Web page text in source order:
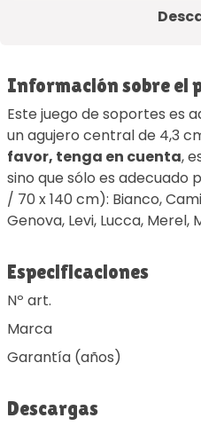
Información sobre el
Este juego de soportes es
un agujero central de 4,3
favor, tenga en cuenta,
sino que sólo es adecuado
/ 70 x 140 cm): Bianco,
Genova, Levi, Lucca, Merel,
Especificaciones
Nº art.
Marca
Garantía (años)
Descargas